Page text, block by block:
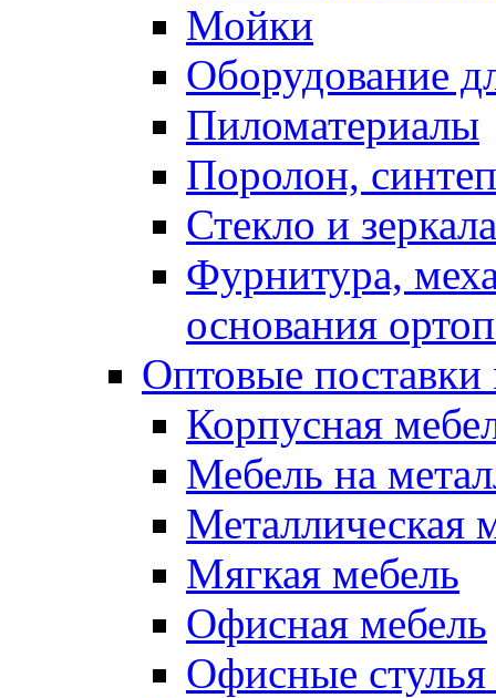
Мойки
Оборудование
Пиломатериалы
Поролон,
Стекло и зеркала
Фурнитура,
основания
Оптовые поставки
Корпусная
Мебель на
Металлическая
Мягкая мебель
Офисная мебель
Офисные стулья